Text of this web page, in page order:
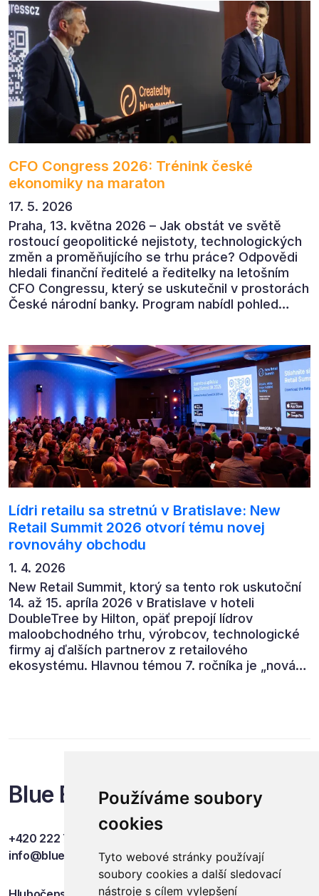
Používáme soubory
cookies
Tyto webové stránky používají
soubory cookies a další sledovací
nástroje s cílem vylepšení
CFO Congress 2026: Trénink české
ekonomiky na maraton
17. 5. 2026
Praha, 13. května 2026 – Jak obstát ve světě
rostoucí geopolitické nejistoty, technologických
změn a proměňujícího se trhu práce? Odpovědi
hledali finanční ředitelé a ředitelky na letošním
CFO Congressu, který se uskutečnil v prostorách
České národní banky. Program nabídl pohled
automatizaci, leadership i budoucnost role CFO.
Lídri retailu sa stretnú v Bratislave: New
Retail Summit 2026 otvorí tému novej
rovnováhy obchodu
1. 4. 2026
New Retail Summit, ktorý sa tento rok uskutoční
14. až 15. apríla 2026 v Bratislave v hoteli
DoubleTree by Hilton, opäť prepojí lídrov
maloobchodného trhu, výrobcov, technologické
firmy aj ďalších partnerov z retailového
ekosystému. Hlavnou témou 7. ročníka je „nová
Blue Events
+420 222 749 841
info@blueevents.eu